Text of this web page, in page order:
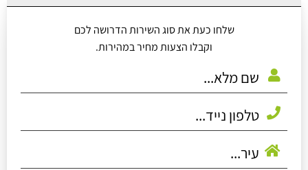
שלחו כעת את סוג השירות הדרושה לכם
וקבלו הצעות מחיר במהירות.